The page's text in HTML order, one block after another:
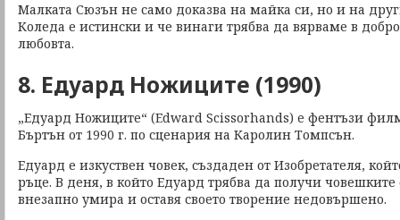
Малката Сюзън не само доказва на майка си, но и на
Коледа е истински и че винаги трябва да вярваме в
любовта.
8. Едуард Ножиците (1990)
„Едуард Ножиците“ (Edward Scissorhands) e фентъзи
Бъртън от 1990 г. по сценария на Каролин Томпсън.
Едуард е изкуствен човек, създаден от Изобретателя,
ръце. В деня, в който Едуард трябва да получи човешките
внезапно умира и оставя своето творение недовършено.